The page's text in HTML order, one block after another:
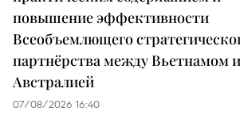
повышение эффективности
Всеобъемлющего
партнёрства между Вьетнамом и
Австралией
07/08/2026 16:40